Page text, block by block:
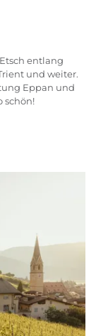
entlang
und weiter.
Eppan und
schön!